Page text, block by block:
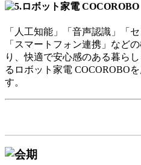
「人工知能」「音声認識」「セ
「スマートフォン連携」など
り、快適で安心感のある暮ら
るロボット家電 COCOROBO
す。